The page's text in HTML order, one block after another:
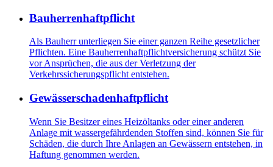
Bauherrenhaftpflicht
Als Bauherr unterliegen Sie einer ganzen Reihe gesetzlicher
Pflichten. Eine Bauherrenhaftpflichtversicherung schützt Sie
vor Ansprüchen, die aus der Verletzung der
Verkehrssicherungspflicht entstehen.
Gewässerschadenhaftpflicht
Wenn Sie Besitzer eines Heizöltanks oder einer anderen
Anlage mit wassergefährdenden Stoffen sind, können Sie für
Schäden, die durch Ihre Anlagen an Gewässern entstehen, in
Haftung genommen werden.